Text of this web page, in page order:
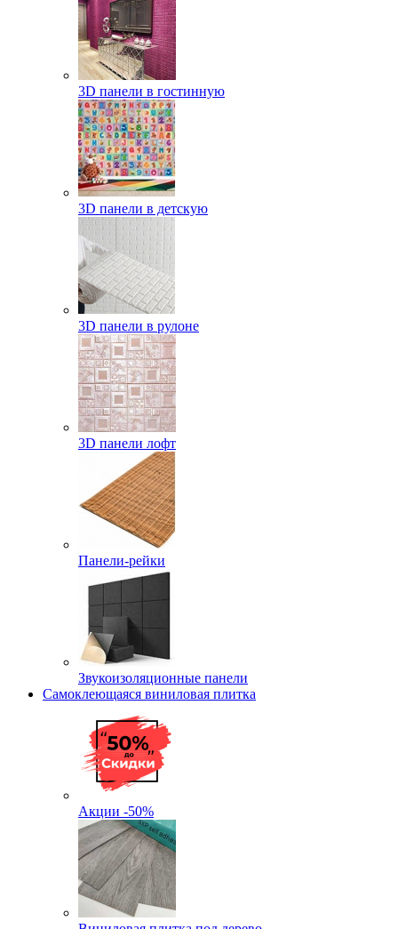
3D панели в гостинную
3D панели в детскую
3D панели в рулоне
3D панели лофт
Панели-рейки
Звукоизоляционные панели
Самоклеющаяся виниловая плитка
Акции -50%